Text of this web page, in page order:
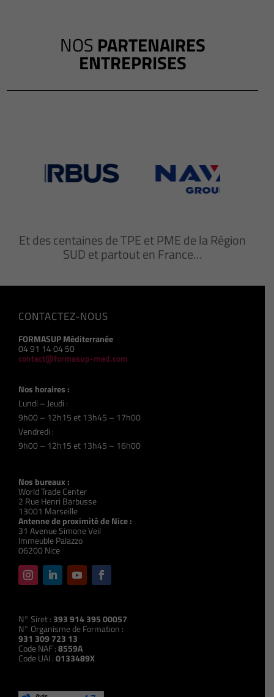
NOS PARTENAIRES
ENTREPRISES
Et des centaines de TPE et PME de la Région
SUD et partout en France…
CONTACTEZ-NOUS
FORMASUP Méditerranée
04 91 14 04 50
contact@formasup-med.com
Nos horaires :
Lundi – Jeudi :
9h00 – 12h15 et 13h45 – 17h00
Vendredi :
9h00 – 12h15 et 13h45 – 16h00
Nos bureaux :
World Trade Center
2 Rue Henri Barbusse
13001 Marseille
Antenne de proximité de Nice :
31 Avenue Simone Veil
Immeuble Palazzo
06200 Nice
N° Siret : 393 914 395 00057
N° Organisme de Formation :
931 309 723 13
Code NAF :8559A
Code UAI :0133489X